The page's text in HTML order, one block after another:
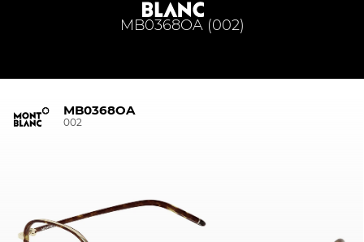
MB0368OA (002)
MB0368OA
002